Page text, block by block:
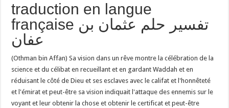
traduction en langue
française تفسير حلم عثمان بن
عفان
(Othman bin Affan) Sa vision dans un rêve montre la célébration de la
science et du célibat en recueillant et en gardant Waddah et en
réduisant le côté de Dieu et ses esclaves avec le califat et l'honnêteté
et l'émirat et peut-être sa vision indiquait l'attaque des ennemis sur le
voyant et leur obtenir la chose et obtenir le certificat et peut-être